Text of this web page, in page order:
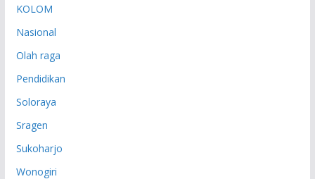
KOLOM
Nasional
Olah raga
Pendidikan
Soloraya
Sragen
Sukoharjo
Wonogiri